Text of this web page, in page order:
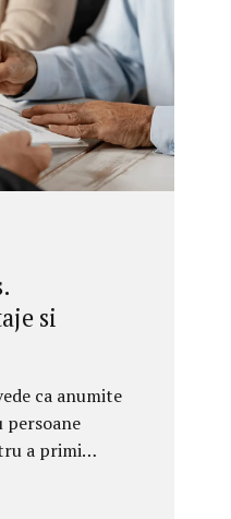
si
ca anumite
persoane
a primi